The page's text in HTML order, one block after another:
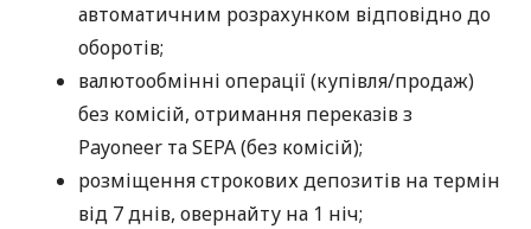
автоматичним розрахунком відповідно до
оборотів;
валютообмінні операції (купівля/продаж)
без комісій, отримання переказів з
Payoneer та SEPA (без комісій);
розміщення строкових депозитів на термін
від 7 днів, овернайту на 1 ніч;